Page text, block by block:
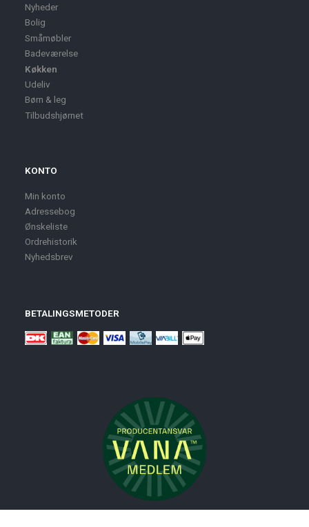
Nyheder
Bolig
Småmøbler
Badeværelse
Køkken
Udeliv
Børn & leg
Tilbudshjørnet
KONTO
Min konto
Adressebog
Ønskeliste
Ordrehistorik
Nyhedsbrev
BETALINGSMETODER